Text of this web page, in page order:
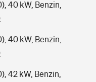
40 kW, Benzin,
40 kW, Benzin,
42 kW, Benzin,